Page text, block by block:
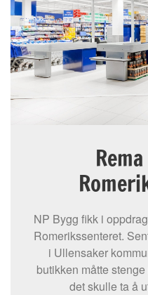
NP Bygg fikk i
Romerikssenteret.
i Ullensaker
butikken måtte
det skulle ta å